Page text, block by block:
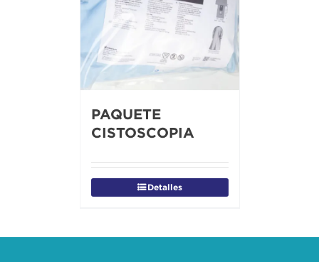
PAQUETE
CISTOSCOPIA
Detalles